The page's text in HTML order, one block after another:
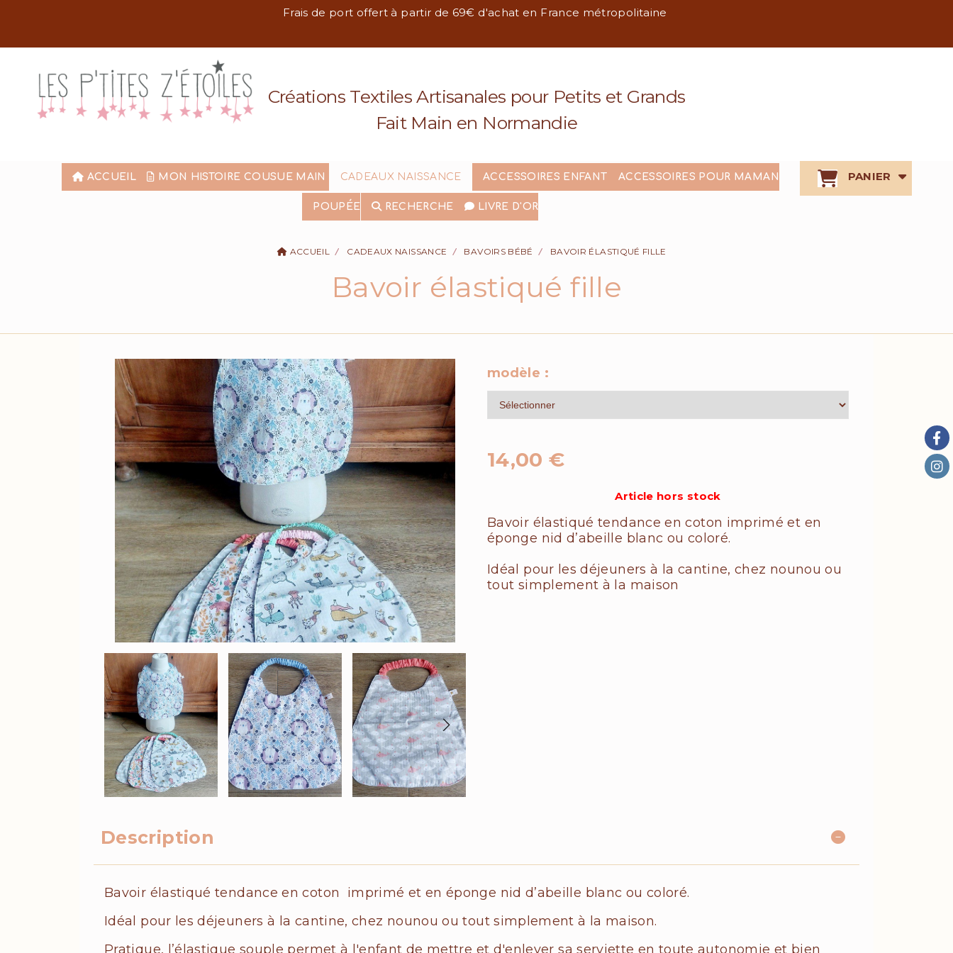
Frais de port offert à partir de 69€ d'achat en France métropolitaine
Créations Textiles Artisanales pour Petits et Grands
Fait Main en Normandie
ACCUEIL MON HISTOIRE COUSUE MAIN CADEAUX NAISSANCE ACCESSOIRES ENFANT ACCESSOIRES POUR MAMAN
POUPÉE RECHERCHE LIVRE D'OR
PANIER
ACCUEIL CADEAUX NAISSANCE BAVOIRS BÉBÉ BAVOIR ÉLASTIQUÉ FILLE
Bavoir élastiqué fille
modèle :
14,00 €
Article hors stock
Bavoir élastiqué tendance en coton imprimé et en
éponge nid d’abeille blanc ou coloré.
Idéal pour les déjeuners à la cantine, chez nounou ou
tout simplement à la maison
Description
Bavoir élastiqué tendance en coton imprimé et en éponge nid d’abeille blanc ou coloré.
Idéal pour les déjeuners à la cantine, chez nounou ou tout simplement à la maison.
Pratique, l’élastique souple permet à l'enfant de mettre et d'enlever sa serviette en toute autonomie et bien